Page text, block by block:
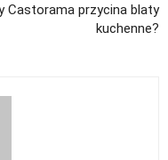
Castorama przycina blaty
kuchenne?